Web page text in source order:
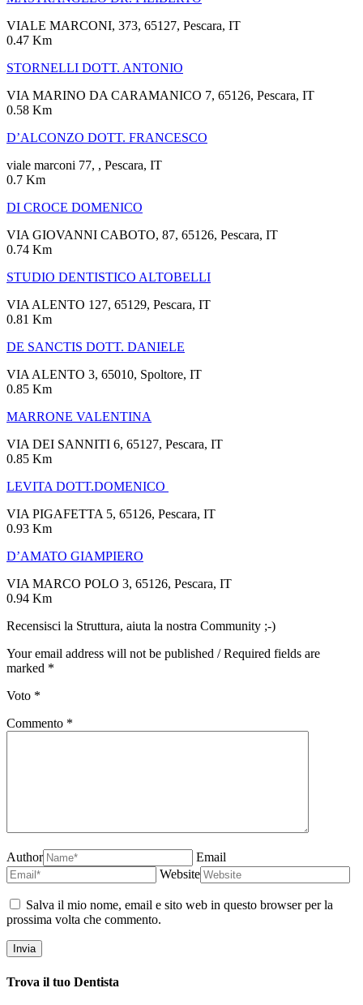
VIALE MARCONI, 373, 65127, Pescara, IT
0.47 Km
STORNELLI DOTT. ANTONIO
VIA MARINO DA CARAMANICO 7, 65126, Pescara, IT
0.58 Km
D’ALCONZO DOTT. FRANCESCO
viale marconi 77, , Pescara, IT
0.7 Km
DI CROCE DOMENICO
VIA GIOVANNI CABOTO, 87, 65126, Pescara, IT
0.74 Km
STUDIO DENTISTICO ALTOBELLI
VIA ALENTO 127, 65129, Pescara, IT
0.81 Km
DE SANCTIS DOTT. DANIELE
VIA ALENTO 3, 65010, Spoltore, IT
0.85 Km
MARRONE VALENTINA
VIA DEI SANNITI 6, 65127, Pescara, IT
0.85 Km
LEVITA DOTT.DOMENICO
VIA PIGAFETTA 5, 65126, Pescara, IT
0.93 Km
D’AMATO GIAMPIERO
VIA MARCO POLO 3, 65126, Pescara, IT
0.94 Km
Recensisci la Struttura, aiuta la nostra Community ;-)
Your email address will not be published / Required fields are
marked *
Voto *
Commento *
Author
Email
Website
Salva il mio nome, email e sito web in questo browser per la
prossima volta che commento.
Trova il tuo Dentista